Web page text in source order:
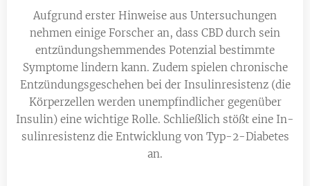
Aufgrund erster Hinweise aus Untersuchungen
nehmen einige Forscher an, dass CBD durch sein
entzündungshemmendes Potenzial bestimmte
Symptome lindern kann. Zudem spielen chro­nische
Entzündungsgeschehen bei der In­su­lin­resistenz (die
Körperzellen werden un­emp­find­licher gegenüber
Insulin) eine wichtige Rolle. Schließlich stößt eine In­
su­lin­re­sis­tenz die Entwicklung von Typ-2-Dia­be­tes
an.